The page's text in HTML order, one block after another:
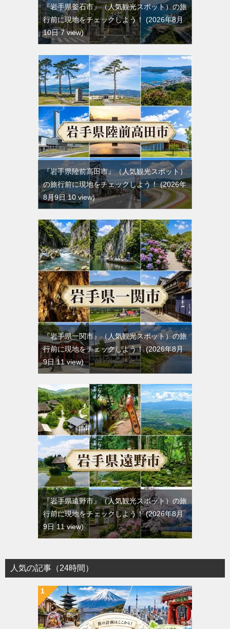
『岩手県釜石市』（人気観光スポット）の旅
行前に現地をチェックしよう！
2026年8月
10日 7 view
『岩手県陸前高田市』（人気観光スポット）
の旅行前に現地をチェックしよう！ 2026年
8月9日 10 view
『岩手県一関市』（人気観光スポット）の旅
行前に現地をチェックしよう！ 2026年8月
9日 11 view
『岩手県遠野市』（人気観光スポット）の旅
行前に現地をチェックしよう！ 2026年8月
9日 11 view
人気の記事（24時間）